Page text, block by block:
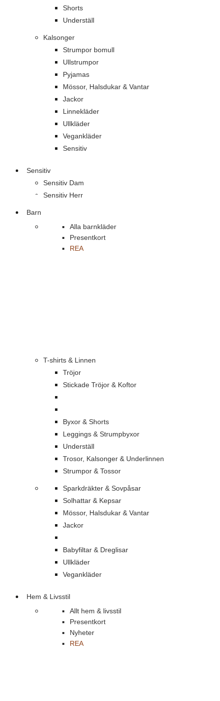
Shorts
Underställ
Kalsonger
Strumpor bomull
Ullstrumpor
Pyjamas
Mössor, Halsdukar & Vantar
Jackor
Linnekläder
Ullkläder
Vegankläder
Sensitiv
Sensitiv
Sensitiv Dam
Sensitiv Herr
Barn
Alla barnkläder
Presentkort
REA
T-shirts & Linnen
Tröjor
Stickade Tröjor & Koftor
Byxor & Shorts
Leggings & Strumpbyxor
Underställ
Trosor, Kalsonger & Underlinnen
Strumpor & Tossor
Sparkdräkter & Sovpåsar
Solhattar & Kepsar
Mössor, Halsdukar & Vantar
Jackor
Babyfiltar & Dreglisar
Ullkläder
Vegankläder
Hem & Livsstil
Allt hem & livsstil
Presentkort
Nyheter
REA